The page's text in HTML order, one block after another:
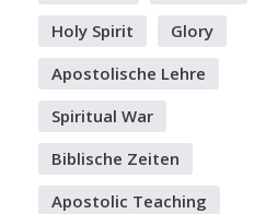
Holy Spirit
Glory
Apostolische Lehre
Spiritual War
Biblische Zeiten
Apostolic Teaching